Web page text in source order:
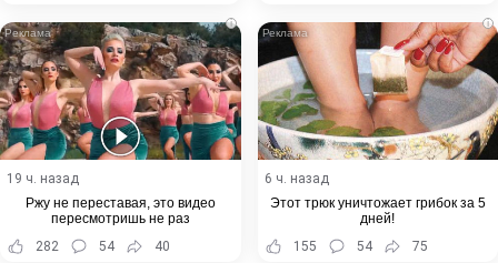
i
19 ч. назад
Ржу не переставая, это видео
пересмотришь не раз
282
54 40
i
6 ч. назад
Этот трюк уничтожает грибок за 5
дней!
155
54 75